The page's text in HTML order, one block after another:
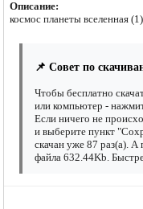
Описание:
космос планеты вселенная (1)
📌 Совет по
Чтобы бесплатно
или компьютер -
Если ничего не
и выберите пункт
скачан уже 87 раз(а). А
файла 632.44Kb.